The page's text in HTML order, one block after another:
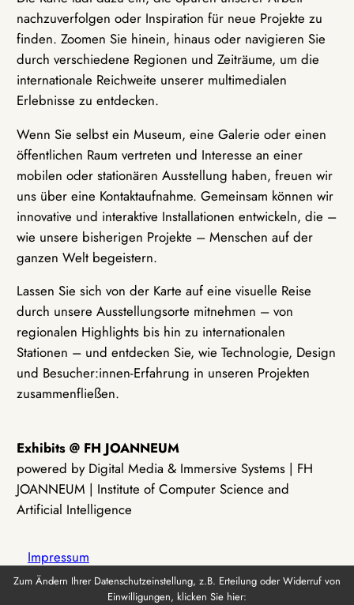
nachzuverfolgen oder Inspiration für neue Projekte zu
finden. Zoomen Sie hinein, hinaus oder navigieren Sie
durch verschiedene Regionen und Zeiträume, um die
internationale Reichweite unserer multimedialen
Erlebnisse zu entdecken.
Wenn Sie selbst ein Museum, eine Galerie oder einen
öffentlichen Raum vertreten und Interesse an einer
mobilen oder stationären Ausstellung haben, freuen wir
uns über eine Kontaktaufnahme. Gemeinsam können wir
innovative und interaktive Installationen entwickeln, die –
wie unsere bisherigen Projekte – Menschen auf der
ganzen Welt begeistern.
Lassen Sie sich von der Karte auf eine visuelle Reise
durch unsere Ausstellungsorte mitnehmen – von
regionalen Highlights bis hin zu internationalen
Stationen – und entdecken Sie, wie Technologie, Design
und Besucher:innen-Erfahrung in unseren Projekten
zusammenfließen.
Exhibits @ FH JOANNEUM
powered by Digital Media & Immersive Systems | FH
JOANNEUM | Institute of Computer Science and
Artificial Intelligence
Impressum
Zum Ändern Ihrer Datenschutzeinstellung, z.B. Erteilung oder Widerruf von
Einwilligungen, klicken Sie hier: